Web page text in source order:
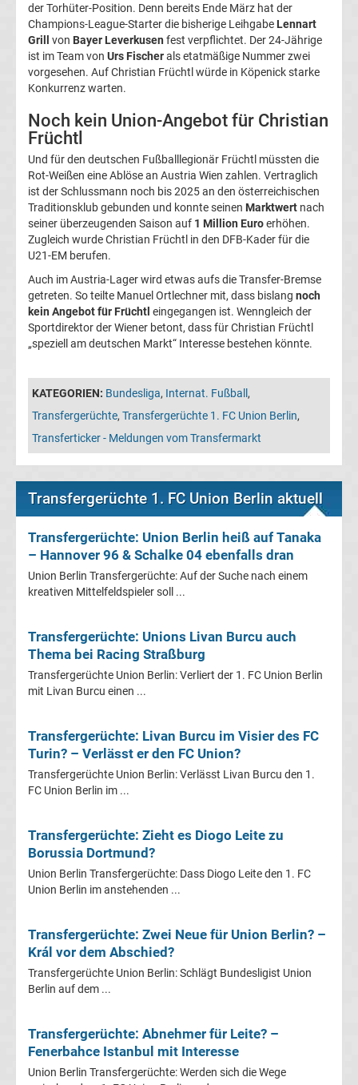
05
Transfergerüchte
Alemannia
Aachen
Transfergerüchte
Arminia
Bielefeld
Transfergerüchte
Bayer
Transfergerüchte
Bayern
Transfergerüchte
Borussia
Transfergerüchte
Borussia
Transfergerüchte
Transfergerüchte
Eintracht
Braunschweig
der Torhüter-Position. Denn bereits Ende März hat der
Champions-League-Starter die bisherige Leihgabe Lennart
Grill
von Bayer Leverkusen fest verpflichtet. Der 24-Jährige
ist im Team von Urs Fischerals etatmäßige Nummer zwei
vorgesehen. Auf Christian Früchtl würde in Köpenick starke
Konkurrenz warten.
Noch kein Union-Angebot für Christian
Früchtl
Und für den deutschen Fußballlegionär Früchtl müssten die
Rot-Weißen eine Ablöse an Austria Wien zahlen. Vertraglich
ist der Schlussmann noch bis 2025 an den österreichischen
Traditionsklub gebunden und konnte seinen Marktwert nach
seiner überzeugenden Saison auf 1 Million Euroerhöhen.
Zugleich wurde Christian Früchtl in den DFB-Kader für die
U21-EM berufen.
Auch im Austria-Lager wird etwas aufs die Transfer-Bremse
getreten. So teilte Manuel Ortlechner mit, dass bislang noch
kein Angebot für Früchtl eingegangen ist. Wenngleich der
Sportdirektor der Wiener betont, dass für Christian Früchtl
„speziell am deutschen Markt“ Interesse bestehen könnte.
KATEGORIEN: Bundesliga, Internat. Fußball ,
Transfergerüchte, Transfergerüchte 1. FC Union Berlin,
Transferticker - Meldungen vom Transfermarkt
Transfergerüchte 1. FC Union Berlin aktuell
Transfergerüchte: Union Berlin heiß auf Tanaka
– Hannover 96 & Schalke 04 ebenfalls dran
Union Berlin Transfergerüchte: Auf der Suche nach einem
kreativen Mittelfeldspieler soll ...
Transfergerüchte: Unions Livan Burcu auch
Thema bei Racing Straßburg
Transfergerüchte Union Berlin: Verliert der 1. FC Union Berlin
mit Livan Burcu einen ...
Transfergerüchte: Livan Burcu im Visier des FC
Turin? – Verlässt er den FC Union?
Transfergerüchte Union Berlin: Verlässt Livan Burcu den 1.
FC Union Berlin im ...
Transfergerüchte: Zieht es Diogo Leite zu
Borussia Dortmund?
Union Berlin Transfergerüchte: Dass Diogo Leite den 1. FC
Union Berlin im anstehenden ...
Transfergerüchte: Zwei Neue für Union Berlin? –
Král vor dem Abschied?
Transfergerüchte Union Berlin: Schlägt Bundesligist Union
Berlin auf dem ...
Transfergerüchte: Abnehmer für Leite? –
Fenerbahce Istanbul mit Interesse
Union Berlin Transfergerüchte: Werden sich die Wege